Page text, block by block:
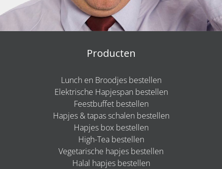
Producten
Lunch en Broodjes bestellen
Elektrische Hapjespan bestellen
Feestbuffet bestellen
Hapjes & tapas schalen bestellen
Hapjes box bestellen
High-Tea bestellen
Vegetarische hapjes bestellen
Halal hapjes bestellen